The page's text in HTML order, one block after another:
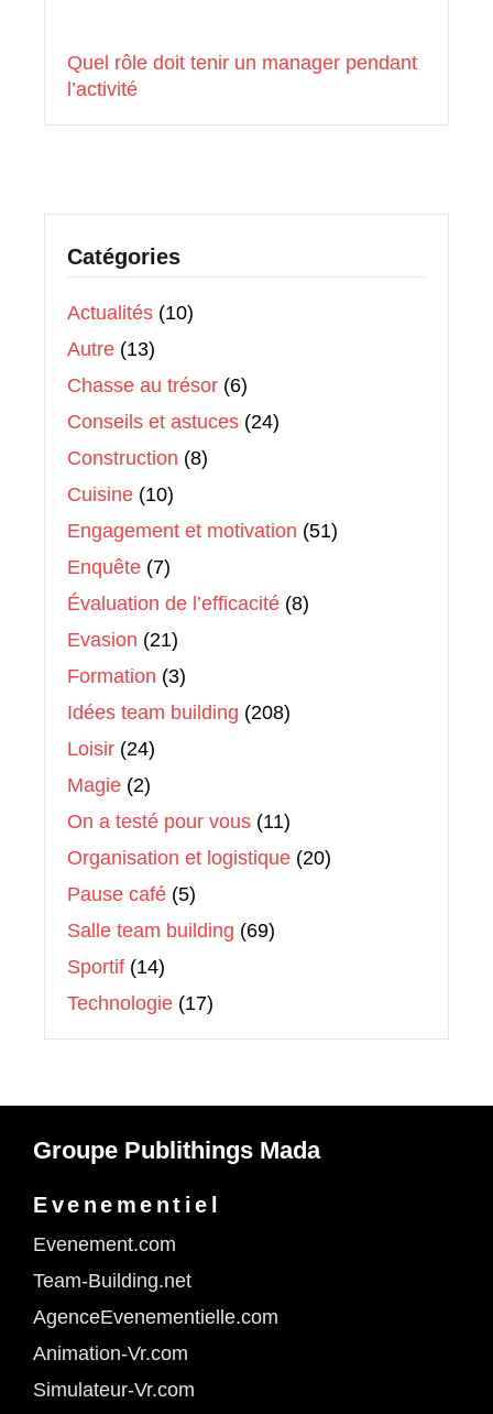
Quel rôle doit tenir un manager pendant
l’activité
Catégories
Actualités (10)
Autre (13)
Chasse au trésor (6)
Conseils et astuces (24)
Construction (8)
Cuisine (10)
Engagement et motivation (51)
Enquête (7)
Évaluation de l’efficacité (8)
Evasion (21)
Formation (3)
Idées team building (208)
Loisir (24)
Magie (2)
On a testé pour vous (11)
Organisation et logistique (20)
Pause café (5)
Salle team building (69)
Sportif (14)
Technologie (17)
Groupe Publithings Mada
Evenementiel
Evenement.com
Team-Building.net
AgenceEvenementielle.com
Animation-Vr.com
Simulateur-Vr.com